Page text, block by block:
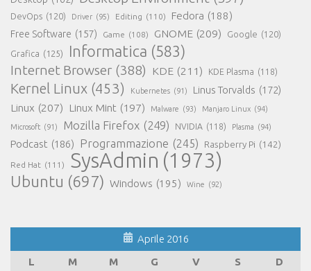
DevOps (120) Driver (95) Editing (110) Fedora (188)
Free Software (157) Game (108) GNOME (209) Google (120)
Grafica (125) Informatica (583)
Internet Browser (388) KDE (211) KDE Plasma (118)
Kernel Linux (453) Kubernetes (91) Linus Torvalds (172)
Linux (207) Linux Mint (197) Malware (93) Manjaro Linux (94)
Microsoft (91) Mozilla Firefox (249) NVIDIA (118) Plasma (94)
Podcast (186) Programmazione (245) Raspberry Pi (142)
Red Hat (111) SysAdmin (1973)
Ubuntu (697) Windows (195) Wine (92)
Aprile 2016
L
M M G V S
D